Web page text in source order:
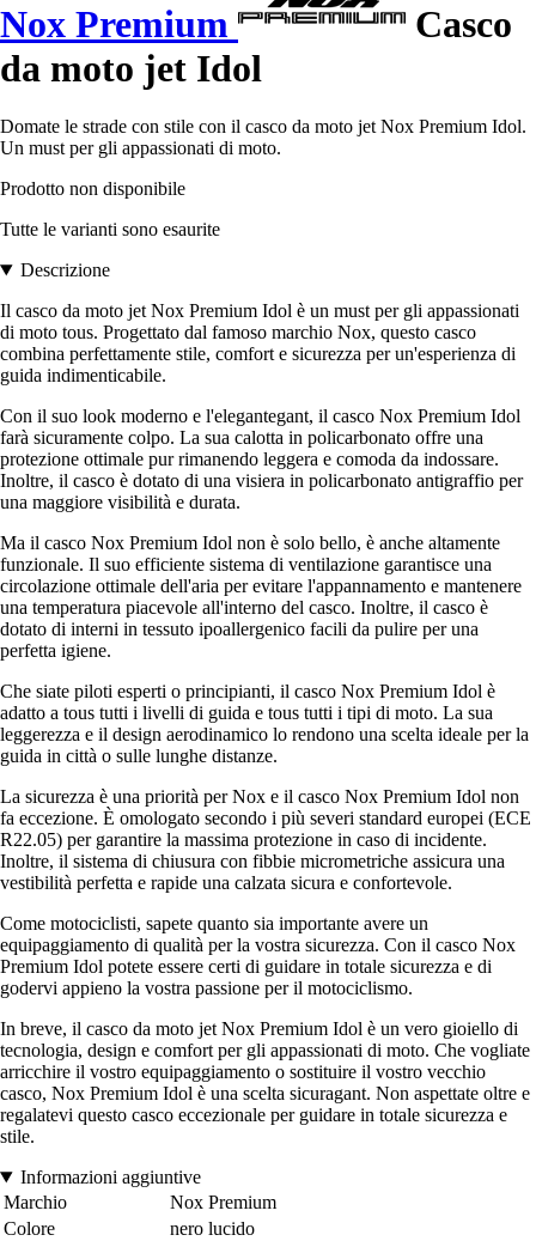
Nox Premium
Casco
da moto jet Idol
Domate le strade con stile con il casco da moto jet Nox Premium Idol.
Un must per gli appassionati di moto.
Prodotto non disponibile
Tutte le varianti sono esaurite
Descrizione
Il casco da moto jet Nox Premium Idol è un must per gli appassionati
di moto tous. Progettato dal famoso marchio Nox, questo casco
combina perfettamente stile, comfort e sicurezza per un'esperienza di
guida indimenticabile.
Con il suo look moderno e l'elegantegant, il casco Nox Premium Idol
farà sicuramente colpo. La sua calotta in policarbonato offre una
protezione ottimale pur rimanendo leggera e comoda da indossare.
Inoltre, il casco è dotato di una visiera in policarbonato antigraffio per
una maggiore visibilità e durata.
Ma il casco Nox Premium Idol non è solo bello, è anche altamente
funzionale. Il suo efficiente sistema di ventilazione garantisce una
circolazione ottimale dell'aria per evitare l'appannamento e mantenere
una temperatura piacevole all'interno del casco. Inoltre, il casco è
dotato di interni in tessuto ipoallergenico facili da pulire per una
perfetta igiene.
Che siate piloti esperti o principianti, il casco Nox Premium Idol è
adatto a tous tutti i livelli di guida e tous tutti i tipi di moto. La sua
leggerezza e il design aerodinamico lo rendono una scelta ideale per la
guida in città o sulle lunghe distanze.
La sicurezza è una priorità per Nox e il casco Nox Premium Idol non
fa eccezione. È omologato secondo i più severi standard europei (ECE
R22.05) per garantire la massima protezione in caso di incidente.
Inoltre, il sistema di chiusura con fibbie micrometriche assicura una
vestibilità perfetta e rapide una calzata sicura e confortevole.
Come motociclisti, sapete quanto sia importante avere un
equipaggiamento di qualità per la vostra sicurezza. Con il casco Nox
Premium Idol potete essere certi di guidare in totale sicurezza e di
godervi appieno la vostra passione per il motociclismo.
In breve, il casco da moto jet Nox Premium Idol è un vero gioiello di
tecnologia, design e comfort per gli appassionati di moto. Che vogliate
arricchire il vostro equipaggiamento o sostituire il vostro vecchio
casco, Nox Premium Idol è una scelta sicuragant. Non aspettate oltre e
regalatevi questo casco eccezionale per guidare in totale sicurezza e
stile.
Informazioni aggiuntive
Marchio
Nox Premium
Colore
nero lucido